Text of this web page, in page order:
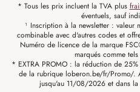
* Tous les prix incluent la TVA plus
éventuels, sauf
¹ Inscription à la newsletter :
combinable avec d'autres codes et
Numéro de licence de la marque
marqués comme
* EXTRA PROMO : la réduction de
de la rubrique loberon.be/fr/Promo/.
jusqu'au 11/08/2026 et dans